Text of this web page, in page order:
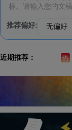
推荐偏好:
近期推荐： 热